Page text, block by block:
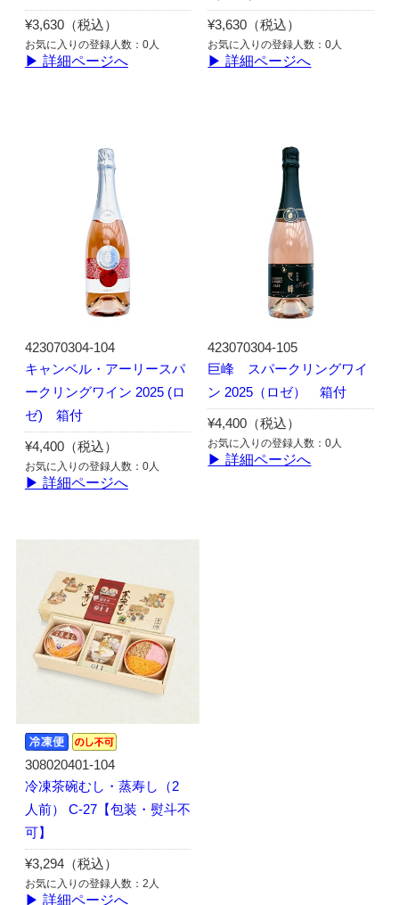
¥3,630（税込）
お気に入りの登録人数：0人
▶ 詳細ページへ
¥3,630（税込）
お気に入りの登録人数：0人
▶ 詳細ページへ
423070304-104
キャンベル・アーリースパ
ークリングワイン 2025 (ロ
ゼ) 箱付
¥4,400（税込）
お気に入りの登録人数：0人
▶ 詳細ページへ
423070304-105
巨峰 スパークリングワイ
ン 2025（ロゼ） 箱付
¥4,400（税込）
お気に入りの登録人数：0人
▶ 詳細ページへ
308020401-104
冷凍茶碗むし・蒸寿し（2
人前） C-27【包装・熨斗不
可】
¥3,294（税込）
お気に入りの登録人数：2人
▶ 詳細ページへ